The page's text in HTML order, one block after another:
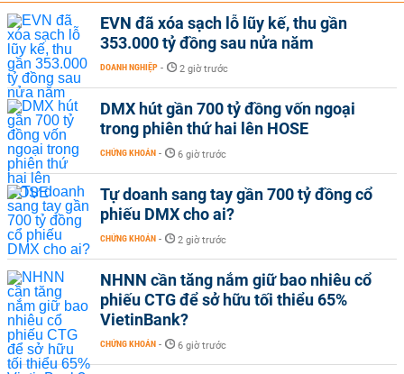
EVN đã xóa sạch lỗ lũy kế, thu gần
353.000 tỷ đồng sau nửa năm
DOANH NGHIỆP - 2 giờ trước
DMX hút gần 700 tỷ đồng vốn ngoại
trong phiên thứ hai lên HOSE
CHỨNG KHOÁN - 6 giờ trước
Tự doanh sang tay gần 700 tỷ đồng cổ
phiếu DMX cho ai?
CHỨNG KHOÁN - 2 giờ trước
NHNN cần tăng nắm giữ bao nhiêu cổ
phiếu CTG để sở hữu tối thiểu 65%
VietinBank?
CHỨNG KHOÁN - 6 giờ trước